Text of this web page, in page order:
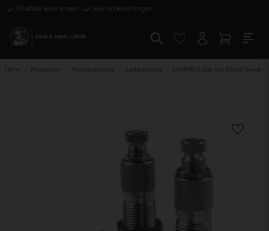
Snabba leveranser Säkra betalningar
Hem Produkter Handladdning Laddverktyg LYMAN 3-Die Set 6.5x55 Swed